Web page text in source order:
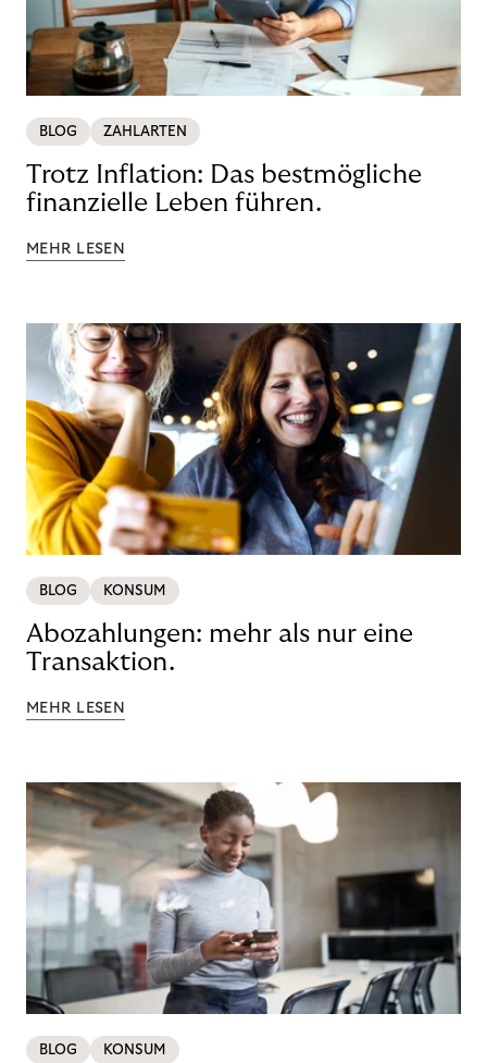
BLOG ZAHLARTEN
Trotz Inflation: Das bestmögliche
finanzielle Leben führen.
MEHR LESEN
BLOG KONSUM
Abozahlungen: mehr als nur eine
Transaktion.
MEHR LESEN
BLOG KONSUM